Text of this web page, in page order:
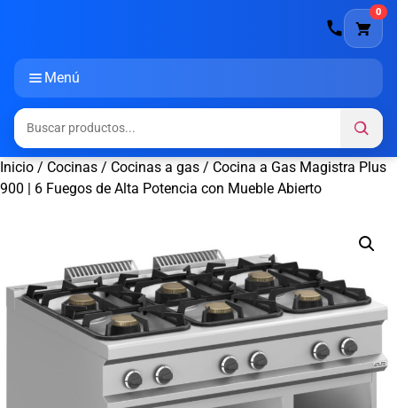
Menú
0
Inicio / Cocinas / Cocinas a gas / Cocina a Gas Magistra Plus
900 | 6 Fuegos de Alta Potencia con Mueble Abierto